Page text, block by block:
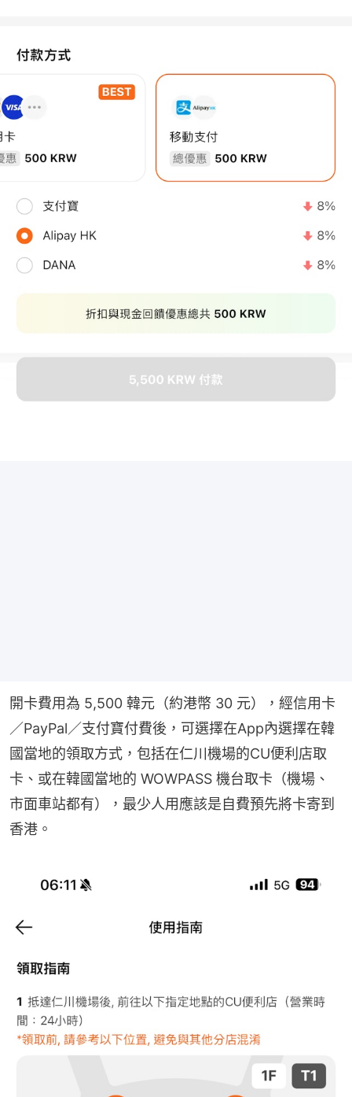
開卡費用為 5,500 韓元（約港幣 30 元），經信用卡
／PayPal／支付寶付費後，可選擇在App內選擇在韓
國當地的領取方式，包括在仁川機場的CU便利店取
卡、或在韓國當地的 WOWPASS 機台取卡（機場、
市面車站都有），最少人用應該是自費預先將卡寄到
香港。